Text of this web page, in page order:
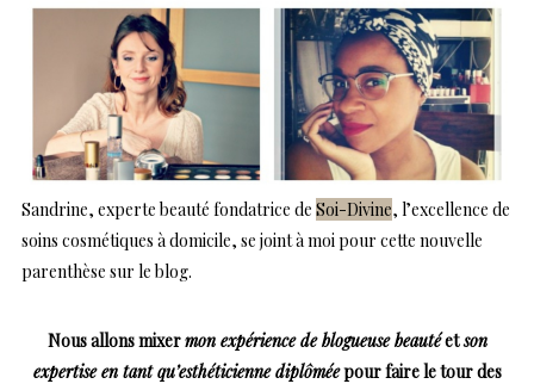
Sandrine, experte beauté fondatrice de Soi-Divine, l’excellence de
soins cosmétiques à domicile, se joint à moi pour cette nouvelle
parenthèse sur le blog.
Nous allons mixermon expérience de blogueuse beautéetson
expertise en tant qu’esthéticienne diplôméepour faire le tour des